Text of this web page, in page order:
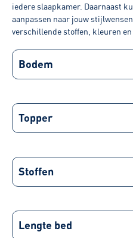
iedere slaapkamer. Daarnaast
aanpassen naar jouw
verschillende stoffen, kleuren en
Bodem
Topper
Stoffen
Lengte bed